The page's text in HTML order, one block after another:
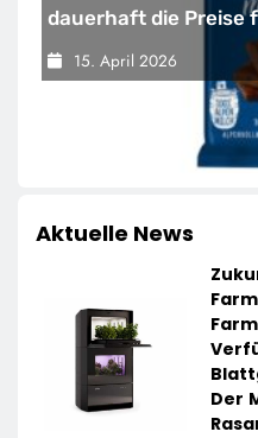
dauerhaft die Preise
Schokoladenartikel
günstiger
15. April 2026
Aktuelle News
Der